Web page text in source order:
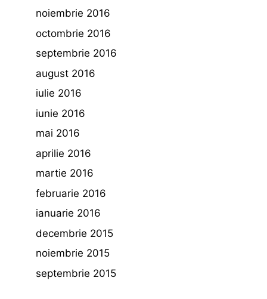
noiembrie 2016
octombrie 2016
septembrie 2016
august 2016
iulie 2016
iunie 2016
mai 2016
aprilie 2016
martie 2016
februarie 2016
ianuarie 2016
decembrie 2015
noiembrie 2015
septembrie 2015